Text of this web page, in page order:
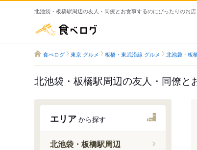
北池袋・板橋駅周辺の友人・同僚とお食事するのにぴったりのお店
食べログ 東京 グルメ 板橋・東武沿線 グルメ 北池袋・板
北池袋・板橋駅周辺の友人・同僚と
エリア から探す
北池袋・板橋駅周辺